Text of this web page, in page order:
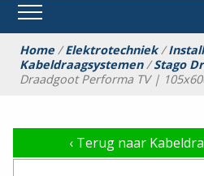
Home/Elektrotechniek/
Kabeldraagsystemen/Stago
Draadgoot Performa TV |
‹Terug naar